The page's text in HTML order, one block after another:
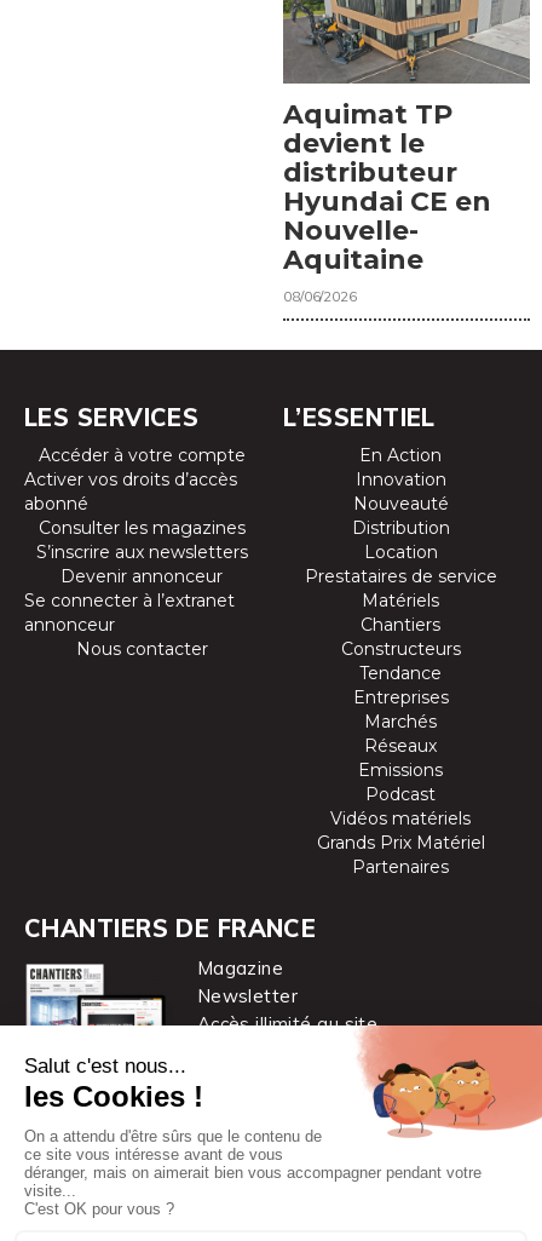
Aquimat TP
devient le
distributeur
Hyundai CE en
Nouvelle-
Aquitaine
08/06/2026
LES SERVICES
Accéder à votre compte
Activer vos droits d’accès
abonné
Consulter les magazines
S’inscrire aux newsletters
Devenir annonceur
Se connecter à l’extranet
annonceur
Nous contacter
L’ESSENTIEL
En Action
Innovation
Nouveauté
Distribution
Location
Prestataires de service
Matériels
Chantiers
Constructeurs
Tendance
Entreprises
Marchés
Réseaux
Emissions
Podcast
Vidéos matériels
Grands Prix Matériel
Partenaires
CHANTIERS DE FRANCE
Magazine
Newsletter
Accès illimité au site
Chantiers de France est une marque